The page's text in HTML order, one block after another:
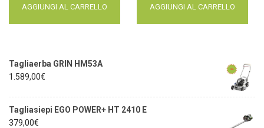
AGGIUNGI AL CARRELLO AGGIUNGI AL CARRELLO
Tagliaerba GRIN HM53A
1.589,00€
Tagliasiepi EGO POWER+ HT 2410 E
379,00€